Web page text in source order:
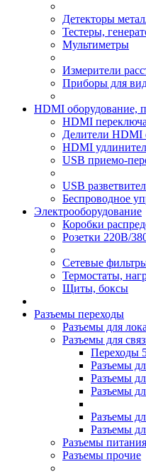
Детекторы
Тестеры,
Мультиметры
Измерители
Приборы для
HDMI оборудование,
HDMI
Делители HDMI
HDMI
USB приемо-
USB
Беспроводное
Электрооборудование
Коробки
Розетки 220В/
Сетевые
Термостаты,
Щиты, боксы
Разъемы переходы
Разъемы для
Разъемы для
Переходы
Разъемы
Разъемы
Разъемы
Разъемы
Разъемы
Разъемы питания
Разъемы прочие